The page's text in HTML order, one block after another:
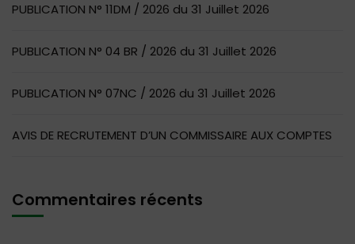
PUBLICATION N° 11DM / 2026 du 31 Juillet 2026
PUBLICATION N° 04 BR / 2026 du 31 Juillet 2026
PUBLICATION N° 07NC / 2026 du 31 Juillet 2026
AVIS DE RECRUTEMENT D’UN COMMISSAIRE AUX COMPTES
Commentaires récents